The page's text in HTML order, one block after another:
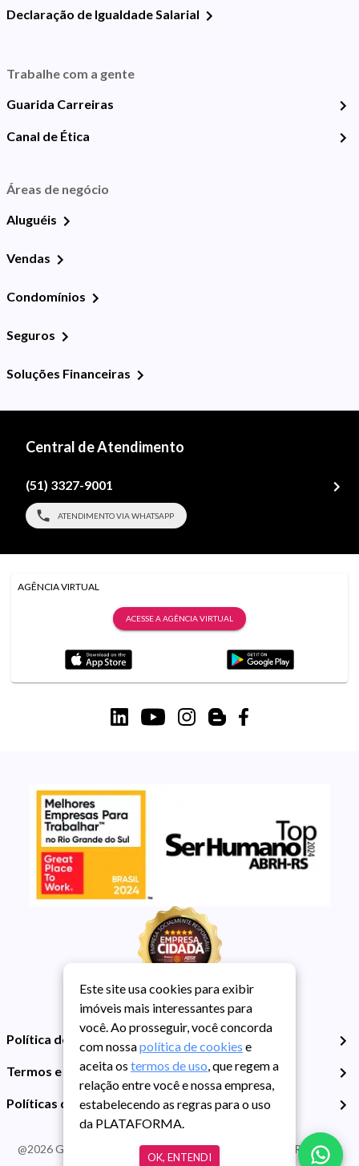
Declaração de Igualdade Salarial
Trabalhe com a gente
Guarida Carreiras
Canal de Ética
Áreas de negócio
Aluguéis
Vendas
Condomínios
Seguros
Soluções Financeiras
Central de Atendimento
(51) 3327-9001
ATENDIMENTO VIA WHATSAPP
AGÊNCIA VIRTUAL
ACESSE A AGÊNCIA VIRTUAL
Política de Privacidade
Termos e Condições de Uso
Políticas de Cookies
@2026Guarida Imóvel. Todos os direitos reservados. CRECI RS -
Este site usa cookies para exibir
imóveis mais interessantes para
você. Ao prosseguir, você concorda
com nossapolítica de cookies e
aceita os termos de uso, que regem a
relação entre você e nossa empresa,
estabelecendo as regras para o uso
da PLATAFORMA.
OK, ENTENDI